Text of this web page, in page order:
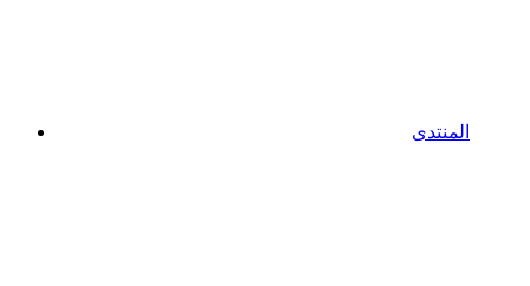
المنتدى